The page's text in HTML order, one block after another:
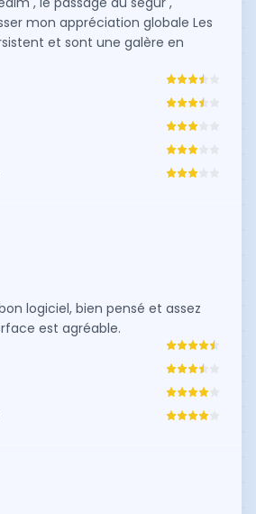
mon appréciation globale Les
et sont une galère en
logiciel, bien pensé et assez
est agréable.